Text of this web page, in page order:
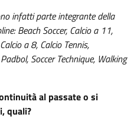
infatti parte integrante della
Beach Soccer, Calcio a 11,
a 8, Calcio Tennis,
Soccer Technique, Walking
al passate o si
quali?